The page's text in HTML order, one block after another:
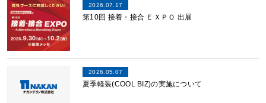
2026.07.17
第10回 接着・接合 ＥＸＰＯ 出展
2026.05.07
夏季軽装(COOL BIZ)の実施について